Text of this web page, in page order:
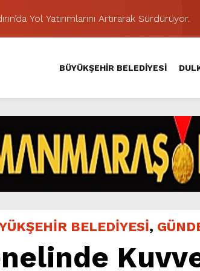
Yol Yatırımlarını Artırarak Sürdürüyor.
Günü KAFUM’da Sahne Alacak.
101. MAHALLE TOPLANTISINDA
Murat Caddesi’nde Büyük Dönüşüm
Büyükşehir’le Yenileniyor.
Kırsalında 45 Milyonluk Yol
Yarışması’nda İkinci Etap Nefes Kesti.
Caddesi’nde Son Kat Asfalt Serimini
Hacı Murat Caddesi’ni Asfalta
Yedinci Gününe Zakkum Damgası.
BÜYÜKŞEHİR BELEDİYESİ
BELEDİYESİ,